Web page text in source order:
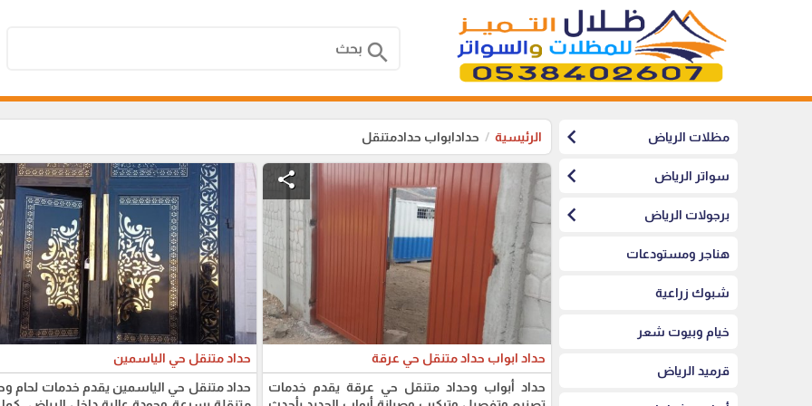
search
مظلات الرياض chevron_left
سواتر الرياض chevron_left
برجولات الرياض chevron_left
هناجر ومستودعات
شبوك زراعية
خيام وبيوت شعر
قرميد الرياض
الرئيسية حدادابواب حدادمتنقل
share
حداد ابواب حداد متنقل حي عرقة
حداد أبواب وحداد متنقل حي عرقة يقدم خدمات
حداد متنقل حي الياسمين
حداد متنقل حي الياسمين يقدم خدمات لحام